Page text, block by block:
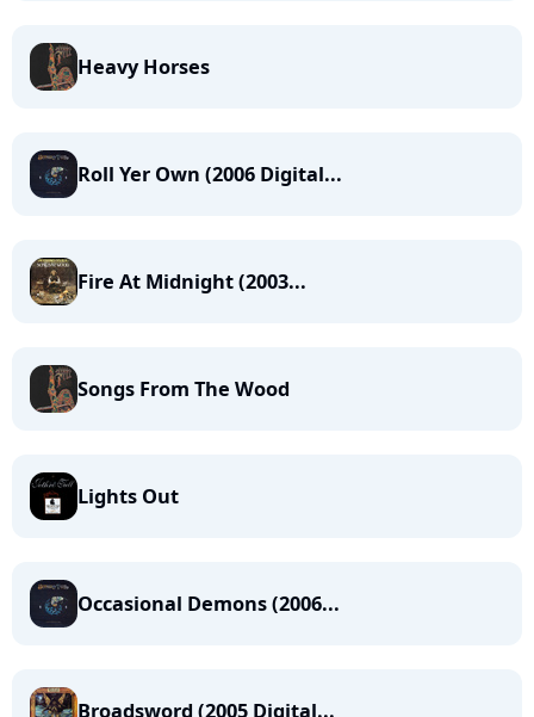
Heavy Horses
Roll Yer Own (2006 Digital...
Fire At Midnight (2003...
Songs From The Wood
Lights Out
Occasional Demons (2006...
Broadsword (2005 Digital...